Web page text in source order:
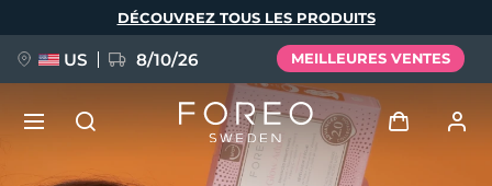
DÉCOUVREZ TOUS LES PRODUITS
US 8/10/26 MEILLEURES VENTES